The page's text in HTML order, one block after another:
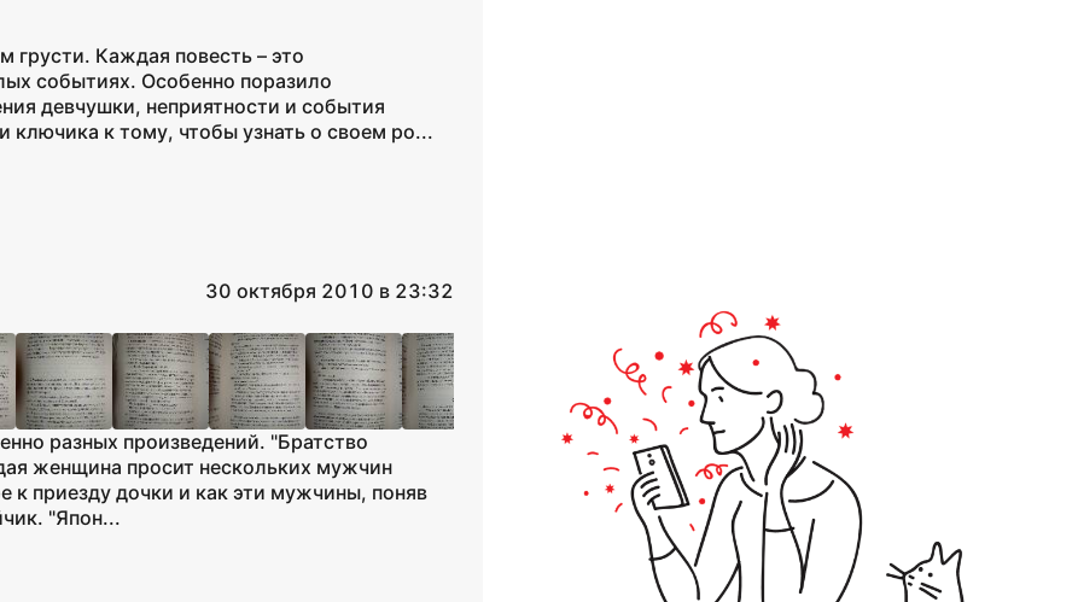
грусти. Каждая повесть – это
событиях. Особенно поразило
девчушки, неприятности и события
ключика к тому, чтобы узнать о своем ро...
30 октября 2010 в 23:32
разных произведений. "Братство
женщина просит нескольких мужчин
к приезду дочки и как эти мужчины, поняв
"Япон...